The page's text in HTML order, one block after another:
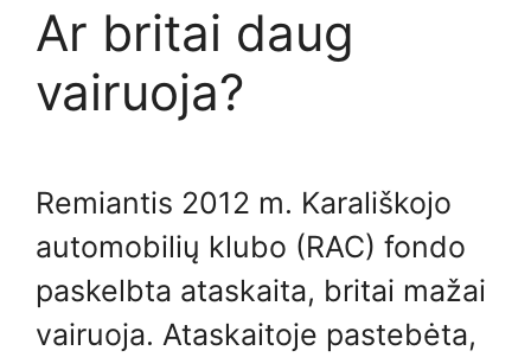
Ar britai daug
vairuoja?
Remiantis 2012 m. Karališkojo
automobilių klubo (RAC) fondo
paskelbta ataskaita, britai mažai
vairuoja. Ataskaitoje pastebėta,